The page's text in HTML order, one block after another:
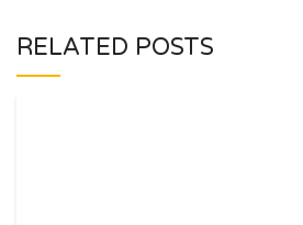
RELATED POSTS